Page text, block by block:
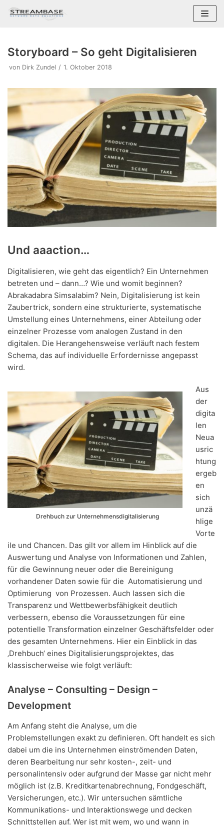
Zum
Storyboard – So geht Digitalisieren
von Dirk Zundel 1. Oktober 2018
Und aaaction…
Digitalisieren, wie geht das eigentlich? Ein Unternehmen
betreten und – dann…? Wie und womit beginnen?
Abrakadabra Simsalabim? Nein, Digitalisierung ist kein
Zaubertrick, sondern eine strukturierte, systematische
Umstellung eines Unternehmens, einer Abteilung oder
einzelner Prozesse vom analogen Zustand in den
digitalen. Die Herangehensweise verläuft nach festem
Schema, das auf individuelle Erfordernisse angepasst
wird.
Drehbuch zur Unternehmensdigitalisierung
Aus
der
digita
len
Neua
usric
htung
ergeb
en
sich
unzä
hlige
Vorte
ile und Chancen. Das gilt vor allem im Hinblick auf die
Auswertung und Analyse von Informationen und Zahlen,
für die Gewinnung neuer oder die Bereinigung
vorhandener Daten sowie für die Automatisierung und
Optimierung von Prozessen. Auch lassen sich die
Transparenz und Wettbewerbsfähigkeit deutlich
verbessern, ebenso die Voraussetzungen für eine
potentielle Transformation einzelner Geschäftsfelder oder
des gesamten Unternehmens. Hier ein Einblick in das
‚Drehbuch‘ eines Digitalisierungsprojektes, das
klassischerweise wie folgt verläuft:
Analyse – Consulting – Design –
Development
Am Anfang steht die Analyse, um die
Problemstellungen exakt zu definieren. Oft handelt es sich
dabei um die ins Unternehmen einströmenden Daten,
deren Bearbeitung nur sehr kosten-, zeit- und
personalintensiv oder aufgrund der Masse gar nicht mehr
möglich ist (z.B. Kreditkartenabrechnung, Fondgeschäft,
Versicherungen, etc.). Wir untersuchen sämtliche
Kommunikations- und Interaktionswege und decken
Schnittstellen auf. Wer ist mit wem, wo und wann in